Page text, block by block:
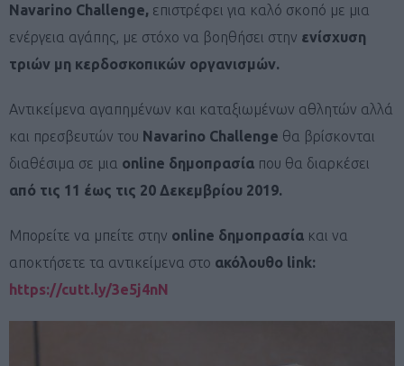
Navarino Challenge, επιστρέφει για καλό σκοπό με μια
ενέργεια αγάπης, με στόχο να βοηθήσει στην ενίσχυση
τριών μη κερδοσκοπικών οργανισμών.
Αντικείμενα αγαπημένων και καταξιωμένων αθλητών αλλά
και πρεσβευτών του Navarino Challenge θα βρίσκονται
διαθέσιμα σε μια online δημοπρασία που θα διαρκέσει
από τις 11 έως τις 20 Δεκεμβρίου 2019.
Μπορείτε να μπείτε στην online δημοπρασία και να
αποκτήσετε τα αντικείμενα στο ακόλουθο link:
https://cutt.ly/3e5j4nN